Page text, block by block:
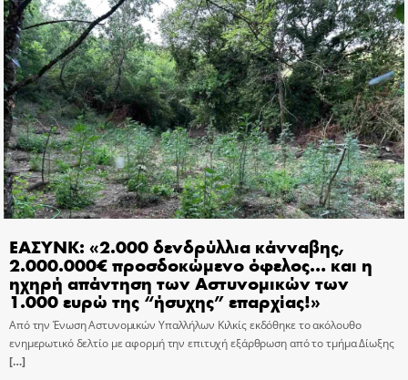
ΕΑΣΥΝΚ: «2.000 δενδρύλλια κάνναβης,
2.000.000€ προσδοκώμενο όφελος… και η
ηχηρή απάντηση των Αστυνομικών των
1.000 ευρώ της “ήσυχης” επαρχίας!»
Από την Ένωση Αστυνομικών Υπαλλήλων Κιλκίς εκδόθηκε το ακόλουθο
ενημερωτικό δελτίο με αφορμή την επιτυχή εξάρθρωση από το τμήμα Δίωξης
[…]